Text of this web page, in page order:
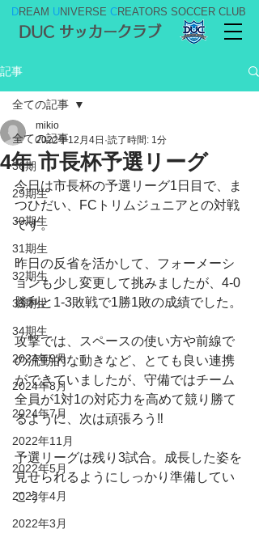
DREAM UNIVERSE CREATORS SOCCER CLUB
DUC サッカークラブ
記事
全ての記事
36期
29期生
30期生
31期生
32期生
33期生
34期生
2024年9月
2024年8月
2024年7月
2022年11月
2022年5月
2022年4月
2022年3月
全ての記事
4年 市長杯予選リーグ
mikio
2022年12月4日 読了時間: 1分
今日は市長杯の予選リーグ1日目で、ま
つひだい、FCトリムジュニアとの対戦
です。
昨日の反省を活かして、フォーメーシ
ョンも少し変更して挑みましたが、4-0
勝利と1-3敗戦で1勝1敗の成績でした。
攻撃では、スペースの使い方や前線で
の流動的な動きなど、とても良い連携
ができていましたが、守備ではチーム
全員が1対1の対応力を高めて競り勝て
るように、次は頑張ろう‼️
予選リーグは残り3試合。成長した姿を
見せられるようにしっかり準備してい
こう。